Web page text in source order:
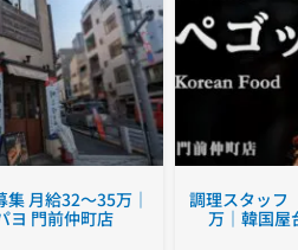
月給32～35万｜
ヨ 門前仲町店
調理スタッフ
万｜韓国屋